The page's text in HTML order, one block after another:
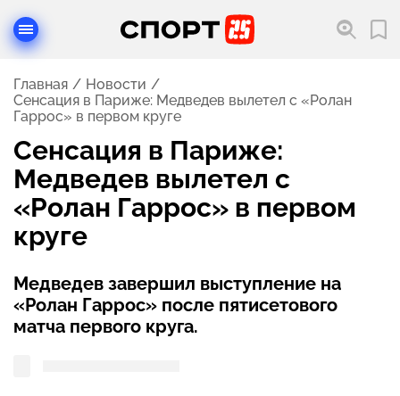
Главная
Новости
Сенсация в Париже: Медведев вылетел с «Ролан
Гаррос» в первом круге
Сенсация в Париже:
Медведев вылетел с
«Ролан Гаррос» в первом
круге
Медведев завершил выступление на
«Ролан Гаррос» после пятисетового
матча первого круга.